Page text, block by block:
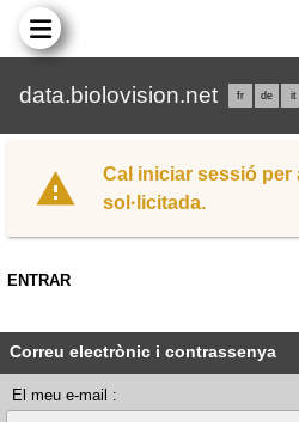
data.biolovision.net fr de it
Cal iniciar sessió per
sol·licitada.
ENTRAR
Correu electrònic i contrassenya
El meu e-mail :